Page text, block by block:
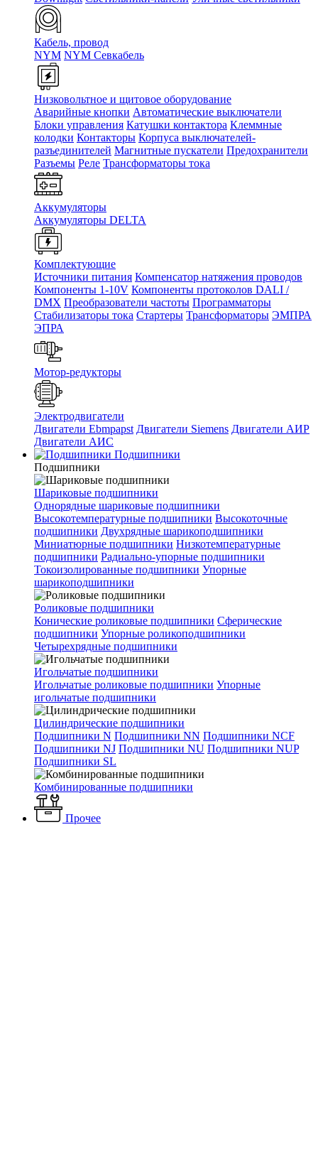
Кабель, провод
NYM NYM Севкабель
Низковольтное и щитовое оборудование
Аварийные кнопки Автоматические выключатели
Блоки управления Катушки контактора Клеммные
колодки Контакторы Корпуса выключателей-
разъединителей Магнитные пускатели Предохранители
Разъемы Реле Трансформаторы тока
Аккумуляторы
Аккумуляторы DELTA
Комплектующие
Источники питания Компенсатор натяжения проводов
Компоненты 1-10V Компоненты протоколов DALI /
DMX Преобразователи частоты Программаторы
Стабилизаторы тока Стартеры Трансформаторы ЭМПРА
ЭПРА
Мотор-редукторы
Электродвигатели
Двигатели Ebmpapst Двигатели Siemens Двигатели АИР
Двигатели АИС
Подшипники
Подшипники
Шариковые подшипники
Однорядные шариковые подшипники
Высокотемпературные подшипники Высокоточные
подшипники Двухрядные шарикоподшипники
Миниатюрные подшипники Низкотемпературные
подшипники Радиально-упорные подшипники
Токоизолированные подшипники Упорные
шарикоподшипники
Роликовые подшипники
Конические роликовые подшипники Сферические
подшипники Упорные роликоподшипники
Четырехрядные подшипники
Игольчатые подшипники
Игольчатые роликовые подшипники Упорные
игольчатые подшипники
Цилиндрические подшипники
Подшипники N Подшипники NN Подшипники NCF
Подшипники NJ Подшипники NU Подшипники NUP
Подшипники SL
Комбинированные подшипники
Прочее